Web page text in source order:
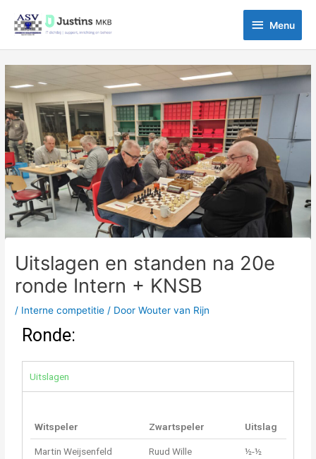
naar
inhoud
Menu
Menu
Uitslagen en standen na 20e
ronde Intern + KNSB
/ Interne competitie / DoorWouter van Rijn
Ronde:
Uitslagen
Witspeler Zwartspeler Uitslag
Martin Weijsenfeld Ruud Wille ½-½
navigatie